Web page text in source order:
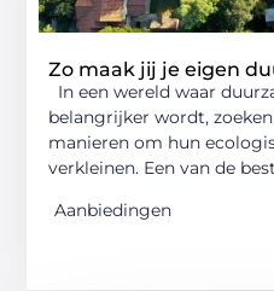
Zo maak jij je eigen
In een wereld waar
belangrijker wordt,
manieren om hun
verkleinen. Een van de
Aanbiedingen